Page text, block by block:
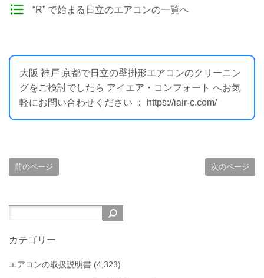
“R” で始まる日立のエアコンの一覧へ
大阪 神戸 京都で日立の壁掛形エアコンのクリーニン
グをご検討でしたら アイエア・コンフォート へお気
軽にお問い合わせください ： https://iair-c.com/
前のページ 次のページ
カテゴリー
エアコンの取扱説明書 (4,323)